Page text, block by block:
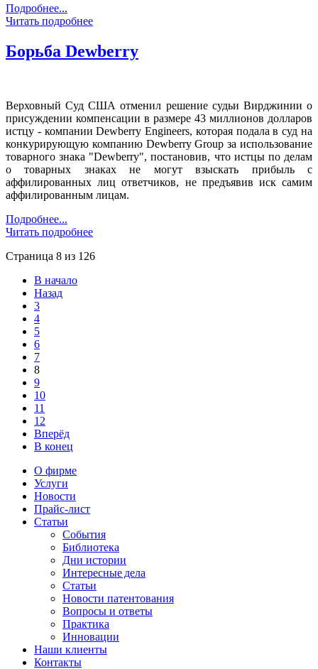
Подробнее...
Читать подробнее
Борьба Dewberry
Верховный Суд США отменил решение судьи Вирджинии о
присуждении компенсации в размере 43 миллионов долларов
истцу - компании Dewberry Engineers, которая подала в суд на
конкурирующую компанию Dewberry Group за использование
товарного знака "Dewberry", постановив, что истцы по делам
о товарных знаках не могут взыскать прибыль с
аффилированных лиц ответчиков, не предъявив иск самим
аффилированным лицам.
Подробнее...
Читать подробнее
Страница 8 из 126
В начало
Назад
3
4
5
6
7
8
9
10
11
12
Вперёд
В конец
О фирме
Услуги
Новости
Прайс-лист
Статьи
События
Библиотека
Дни истории
Интересные дела
Статьи
Новости патентования
Вопросы и ответы
Практика
Инновации
Наши клиенты
Контакты